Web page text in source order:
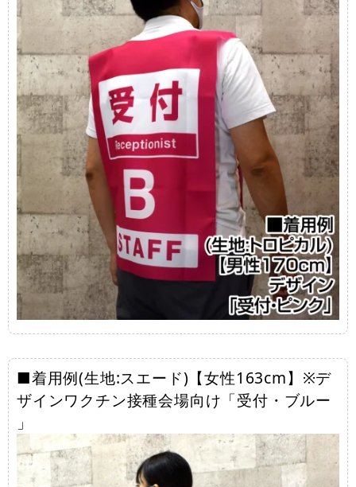
■着用例(生地:スエード)【女性163cm】※デ
ザインワクチン接種会場向け「受付・ブルー
」